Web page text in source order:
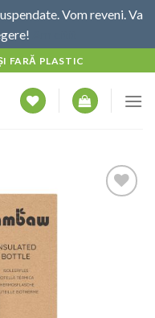
Vom reveni. Va
FARĂ PLASTIC